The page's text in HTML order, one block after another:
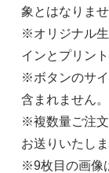
象とはなりませ
※オリジナル
インとプリン
※ボタンのサ
含まれません。
※複数量ご注
お送りいたしま
※9枚目の画像